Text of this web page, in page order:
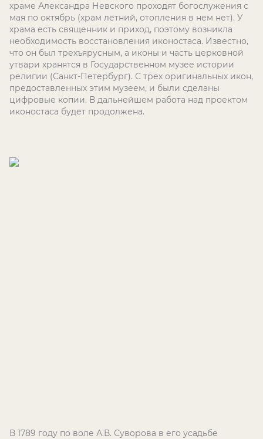
храме Александра Невского проходят богослужения с
мая по октябрь (храм летний, отопления в нем нет). У
храма есть священник и приход, поэтому возникла
необходимость восстановления иконостаса. Известно,
что он был трехъярусным, а иконы и часть церковной
утвари хранятся в Государственном музее истории
религии (Санкт-Петербург). С трех оригинальных икон,
предоставленных этим музеем, и были сделаны
цифровые копии. В дальнейшем работа над проектом
иконостаса будет продолжена.
В 1789 году по воле А.В. Суворова в его усадьбе